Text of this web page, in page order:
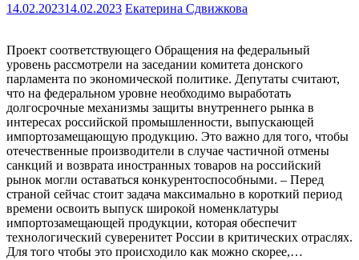
14.02.202314.02.2023 Екатерина Сдвижкова
Проект соответствующего Обращения на федеральный
уровень рассмотрели на заседании комитета донского
парламента по экономической политике. Депутаты считают,
что на федеральном уровне необходимо выработать
долгосрочные механизмы защиты внутреннего рынка в
интересах российской промышленности, выпускающей
импортозамещающую продукцию. Это важно для того, чтобы
отечественные производители в случае частичной отмены
санкций и возврата иностранных товаров на российский
рынок могли оставаться конкурентоспособными. – Перед
страной сейчас стоит задача максимально в короткий период
времени освоить выпуск широкой номенклатуры
импортозамещающей продукции, которая обеспечит
технологический суверенитет России в критических отраслях.
Для того чтобы это происходило как можно скорее,…